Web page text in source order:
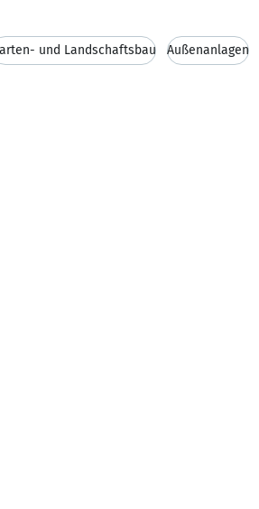
und Landschaftsbau Außenanlagen